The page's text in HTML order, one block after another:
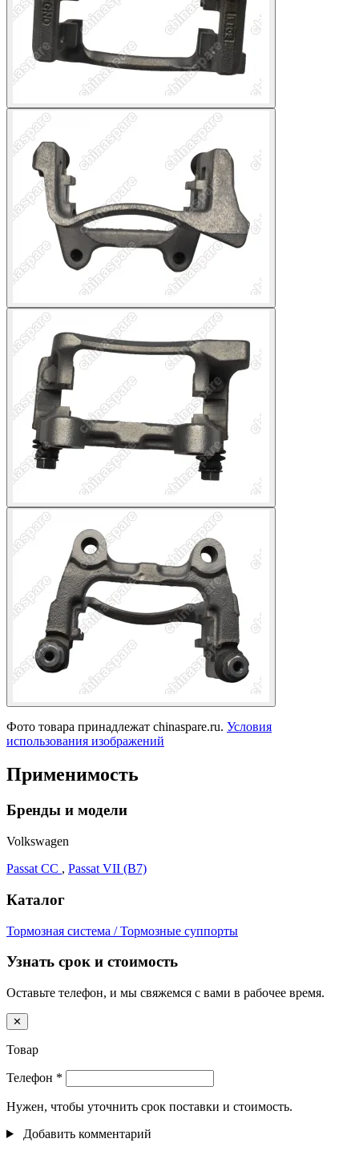
Фото товара принадлежат chinaspare.ru. Условия
использования изображений
Применимость
Бренды и модели
Volkswagen
Passat CC , Passat VII (B7)
Каталог
Тормозная система / Тормозные суппорты
Узнать срок и стоимость
Оставьте телефон, и мы свяжемся с вами в рабочее время.
✕
Товар
Телефон *
Нужен, чтобы уточнить срок поставки и стоимость.
Добавить комментарий